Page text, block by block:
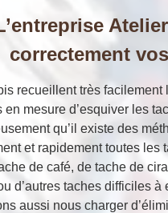
correctement
recueillent très
en mesure d’esquiver les
qu’il existe des
et rapidement toutes les
de café, de tache de
d’autres taches difficiles
aussi nous charger